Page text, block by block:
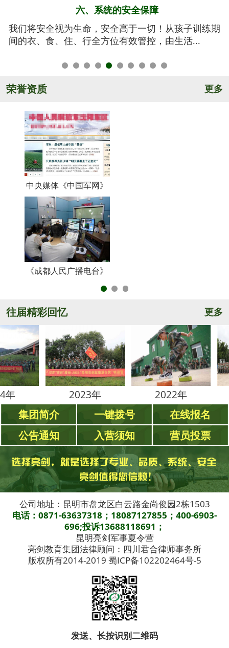
五、规范的军训基地
亮剑军事夏令营的训练基地训练设施设备齐全，军事
氛围浓厚，后勤保障完善，管理规范安全，纪...
荣誉资质 更多
中央媒体《中国军网》
《成都人民广播电台》
往届精彩回忆 更多
2023年 2022年
集团简介 一键拨号
在线报名
公告通知
入营须知 营员投票
公司地址：昆明市盘龙区白云路金尚俊园2栋1503
电话：0871-63637318；18087127855；400-6903-
696;投诉13688118691；
昆明亮剑军事夏令营
亮剑教育集团法律顾问：四川君合律师事务所
版权所有2014-2019 蜀ICP备102202464号-5
发送、长按识别二维码